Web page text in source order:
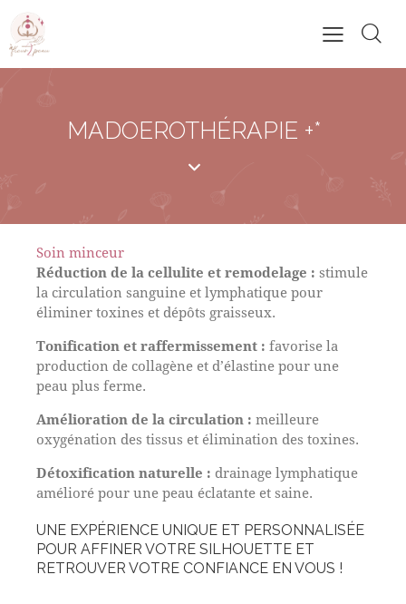
MADOEROTHÉRAPIE +*
Soin minceur
Réduction de la cellulite et remodelage : stimule
la circulation sanguine et lymphatique pour
éliminer toxines et dépôts graisseux.
Tonification et raffermissement : favorise la
production de collagène et d’élastine pour une
peau plus ferme.
Amélioration de la circulation : meilleure
oxygénation des tissus et élimination des toxines.
Détoxification naturelle : drainage lymphatique
amélioré pour une peau éclatante et saine.
UNE EXPÉRIENCE UNIQUE ET PERSONNALISÉE
POUR AFFINER VOTRE SILHOUETTE ET
RETROUVER VOTRE CONFIANCE EN VOUS !